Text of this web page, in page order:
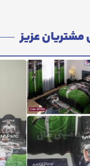
مشتریان عزیز